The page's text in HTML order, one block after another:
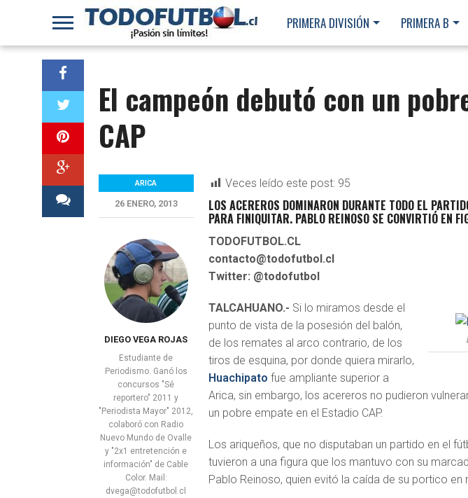
PRIMERA DIVISIÓN PRIMERA B
El campeón debutó con un
CAP
Veces leído este post: 95
LOS ACEREROS DOMINARON DURANTE TODO EL
PARA FINIQUITAR. PABLO REINOSO SE CONVIRTIÓ EN
TODOFUTBOL.CL
contacto@todofutbol.cl
Twitter: @todofutbol
TALCAHUANO.- Si lo miramos desde el
punto de vista de la posesión del balón,
de los remates al arco contrario, de los
tiros de esquina, por donde quiera mirarlo,
Huachipato fue ampliante superior a
Arica, sin embargo, los acereros no pudieron
un pobre empate en el Estadio CAP.
Los ariqueños, que no disputaban un partido en el
tuvieron a una figura que los mantuvo con su
Pablo Reinoso, quien evitó la caída de su portico en
ARICA
26 ENERO, 2013
DIEGO VEGA ROJAS
Estudiante de
Periodismo. Ganó los
concursos "Sé
reportero" 2011 y
"Periodista Mayor" 2012,
colaboró con Radio
Nuevo Mundo de Ovalle
y "2x1 entretención e
información" de Cable
Color. Mail:
dvega@todofutbol.cl